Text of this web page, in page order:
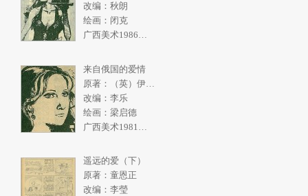
改编：秋朗
绘画：闭克
广西美术1986年4期
来自俄国的爱情
改编：李乐
绘画：梁启德
遥远的爱（下）
原著：童恩正
改编：李瑩